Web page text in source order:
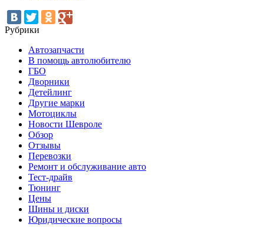
Рубрики
Автозапчасти
В помощь автолюбителю
ГБО
Дворники
Детейлинг
Другие марки
Мотоциклы
Новости Шевроле
Обзор
Отзывы
Перевозки
Ремонт и обслуживание авто
Тест-драйв
Тюнинг
Цены
Шины и диски
Юридические вопросы